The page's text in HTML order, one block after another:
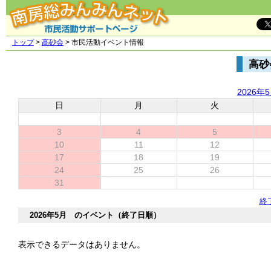
トップ> 高砂会> 市民活動イベント情報
高
2026年
日
月 火
3 4
5
10
11
12
17
18
19
24
25
26
31
終
2026年5月 のイベント（終了日順）
表示できるデータはありません。